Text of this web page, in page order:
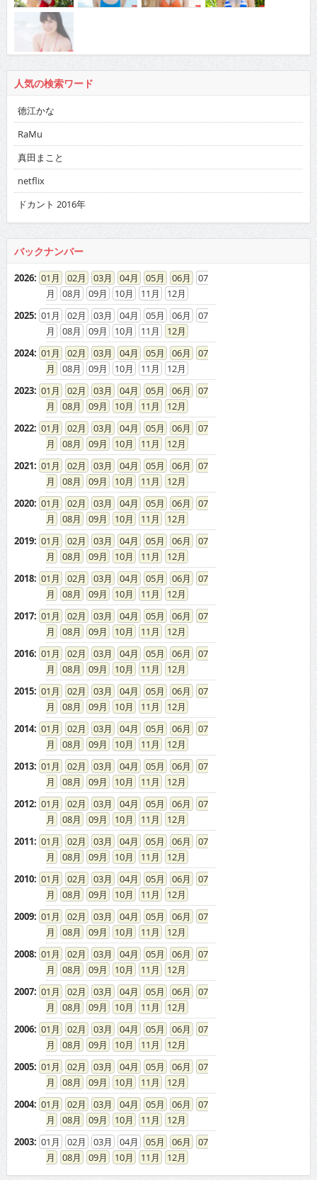
人気の検索ワード
徳江かな
RaMu
真田まこと
netflix
ドカント 2016年
バックナンバー
2026: 01 02 03 04 05 06
07
08
09 10 11
12
2025: 01 02 03 04 05 06
07
08
09 10 11
12
2024: 01 02 03 04 05 06
07
08
09 10 11
12
2023: 01 02 03 04 05 06
07
08
09 10 11
12
2022: 01 02 03 04 05 06
07
08
09 10 11
12
2021: 01 02 03 04 05 06
07
08
09 10 11
12
2020: 01 02 03 04 05 06
07
08
09 10 11
12
2019: 01 02 03 04 05 06
07
08
09 10 11
12
2018: 01 02 03 04 05 06
07
08
09 10 11
12
2017: 01 02 03 04 05 06
07
08
09 10 11
12
2016: 01 02 03 04 05 06
07
08
09 10 11
12
2015: 01 02 03 04 05 06
07
08
09 10 11
12
2014: 01 02 03 04 05 06
07
08
09 10 11
12
2013: 01 02 03 04 05 06
07
08
09 10 11
12
2012: 01 02 03 04 05 06
07
08
09 10 11
12
2011: 01 02 03 04 05 06
07
08
09 10 11
12
2010: 01 02 03 04 05 06
07
08
09 10 11
12
2009: 01 02 03 04 05 06
07
08
09 10 11
12
2008: 01 02 03 04 05 06
07
08
09 10 11
12
2007: 01 02 03 04 05 06
07
08
09 10 11
12
2006: 01 02 03 04 05 06
07
08
09 10 11
12
2005: 01 02 03 04 05 06
07
08
09 10 11
12
2004: 01 02 03 04 05 06
07
08
09 10 11
12
2003: 01 02 03 04 05 06
07
08
09 10 11 12